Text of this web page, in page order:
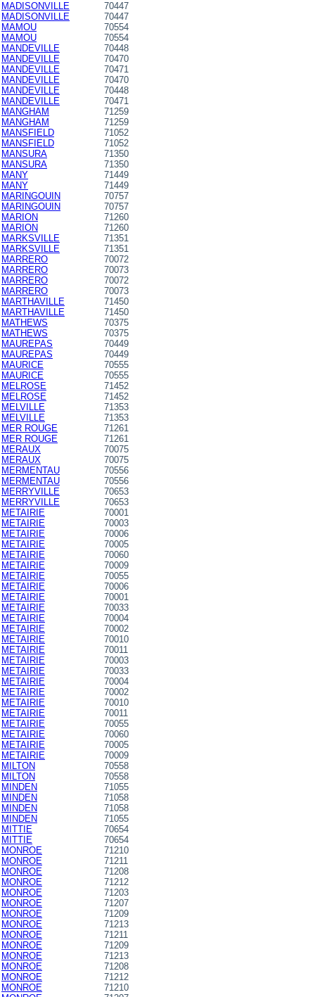
MADISONVILLE
70447
MADISONVILLE
70447
MAMOU
70554
MAMOU
70554
MANDEVILLE
70448
MANDEVILLE
70470
MANDEVILLE
70471
MANDEVILLE
70470
MANDEVILLE
70448
MANDEVILLE
70471
MANGHAM
71259
MANGHAM
71259
MANSFIELD
71052
MANSFIELD
71052
MANSURA
71350
MANSURA
71350
MANY
71449
MANY
71449
MARINGOUIN
70757
MARINGOUIN
70757
MARION
71260
MARION
71260
MARKSVILLE
71351
MARKSVILLE
71351
MARRERO
70072
MARRERO
70073
MARRERO
70072
MARRERO
70073
MARTHAVILLE
71450
MARTHAVILLE
71450
MATHEWS
70375
MATHEWS
70375
MAUREPAS
70449
MAUREPAS
70449
MAURICE
70555
MAURICE
70555
MELROSE
71452
MELROSE
71452
MELVILLE
71353
MELVILLE
71353
MER ROUGE
71261
MER ROUGE
71261
MERAUX
70075
MERAUX
70075
MERMENTAU
70556
MERMENTAU
70556
MERRYVILLE
70653
MERRYVILLE
70653
METAIRIE
70001
METAIRIE
70003
METAIRIE
70006
METAIRIE
70005
METAIRIE
70060
METAIRIE
70009
METAIRIE
70055
METAIRIE
70006
METAIRIE
70001
METAIRIE
70033
METAIRIE
70004
METAIRIE
70002
METAIRIE
70010
METAIRIE
70011
METAIRIE
70003
METAIRIE
70033
METAIRIE
70004
METAIRIE
70002
METAIRIE
70010
METAIRIE
70011
METAIRIE
70055
METAIRIE
70060
METAIRIE
70005
METAIRIE
70009
MILTON
70558
MILTON
70558
MINDEN
71055
MINDEN
71058
MINDEN
71058
MINDEN
71055
MITTIE
70654
MITTIE
70654
MONROE
71210
MONROE
71211
MONROE
71208
MONROE
71212
MONROE
71203
MONROE
71207
MONROE
71209
MONROE
71213
MONROE
71211
MONROE
71209
MONROE
71213
MONROE
71208
MONROE
71212
MONROE
71210